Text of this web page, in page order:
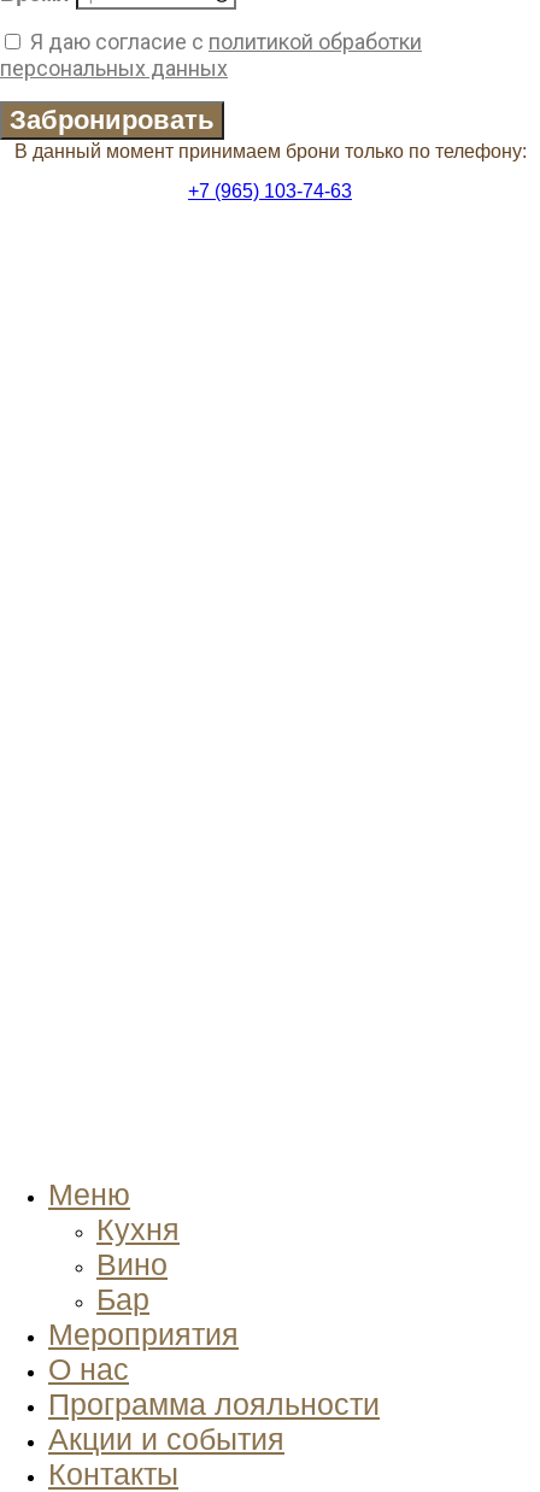
Я даю согласие с политикой обработки
персональных данных
Забронировать
В данный момент принимаем брони только по телефону:
+7 (965) 103-74-63
Меню
Кухня
Вино
Бар
Мероприятия
О нас
Программа лояльности
Акции и события
Контакты